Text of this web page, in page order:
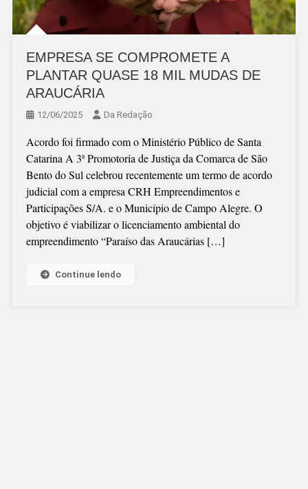
EMPRESA SE COMPROMETE A
PLANTAR QUASE 18 MIL MUDAS DE
ARAUCÁRIA
12/06/2025 Da Redação
Acordo foi firmado com o Ministério Público de Santa
Catarina A 3ª Promotoria de Justiça da Comarca de São
Bento do Sul celebrou recentemente um termo de acordo
judicial com a empresa CRH Empreendimentos e
Participações S/A. e o Município de Campo Alegre. O
objetivo é viabilizar o licenciamento ambiental do
empreendimento “Paraíso das Araucárias […]
Continue lendo